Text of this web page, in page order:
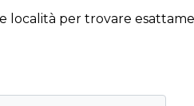
per trovare